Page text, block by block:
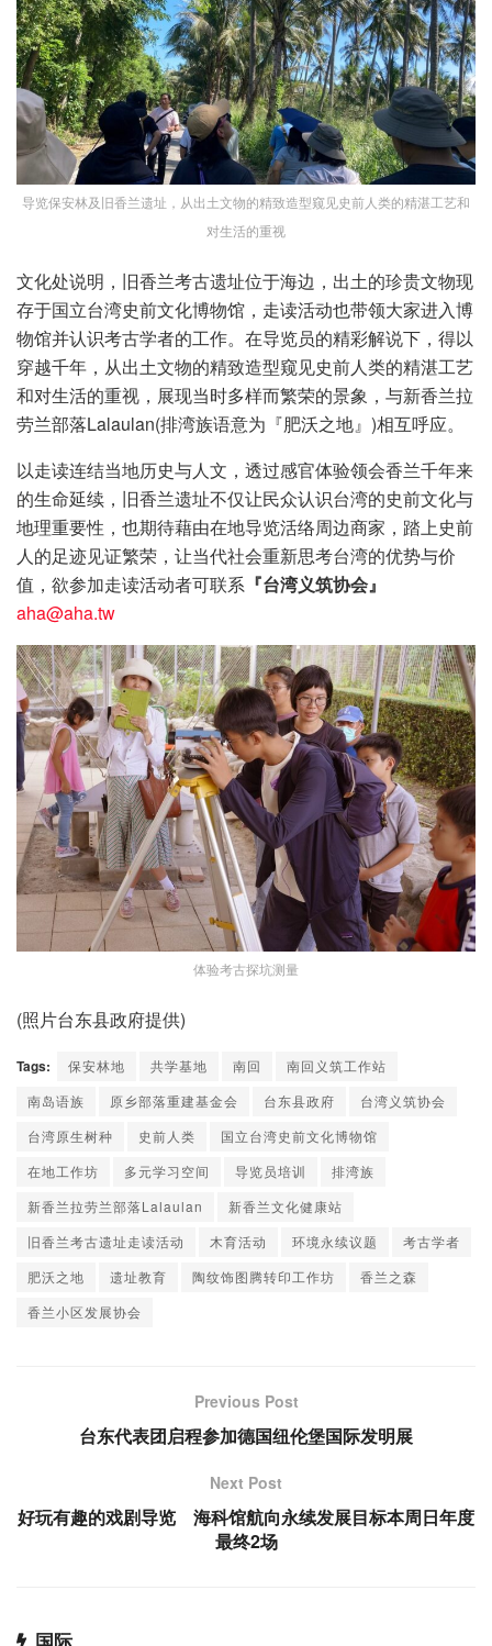
导览保安林及旧香兰遗址，从出土文物的精致造型窥见史前人类的精湛工艺和
对生活的重视
文化处说明，旧香兰考古遗址位于海边，出土的珍贵文物现
存于国立台湾史前文化博物馆，走读活动也带领大家进入博
物馆并认识考古学者的工作。在导览员的精彩解说下，得以
穿越千年，从出土文物的精致造型窥见史前人类的精湛工艺
和对生活的重视，展现当时多样而繁荣的景象，与新香兰拉
劳兰部落Lalaulan(排湾族语意为『肥沃之地』)相互呼应。
以走读连结当地历史与人文，透过感官体验领会香兰千年来
的生命延续，旧香兰遗址不仅让民众认识台湾的史前文化与
地理重要性，也期待藉由在地导览活络周边商家，踏上史前
人的足迹见证繁荣，让当代社会重新思考台湾的优势与价
值，欲参加走读活动者可联系 『台湾义筑协会』
aha@aha.tw
体验考古探坑测量
(照片台东县政府提供)
Tags: 保安林地 共学基地 南回
南回义筑工作站
南岛语族
原乡部落重建基金会 台东县政府
台湾义筑协会
台湾原生树种
史前人类
国立台湾史前文化博物馆
在地工作坊
多元学习空间 导览员培训
排湾族
新香兰拉劳兰部落Lalaulan
新香兰文化健康站
旧香兰考古遗址走读活动
木育活动 环境永续议题
考古学者
肥沃之地
遗址教育 陶纹饰图腾转印工作坊
香兰之森
香兰小区发展协会
Previous Post
台东代表团启程参加德国纽伦堡国际发明展
Next Post
好玩有趣的戏剧导览 海科馆航向永续发展目标本周日年度
最终2场
国际